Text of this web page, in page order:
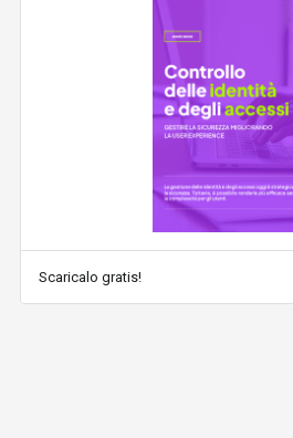
Scaricalo gratis!